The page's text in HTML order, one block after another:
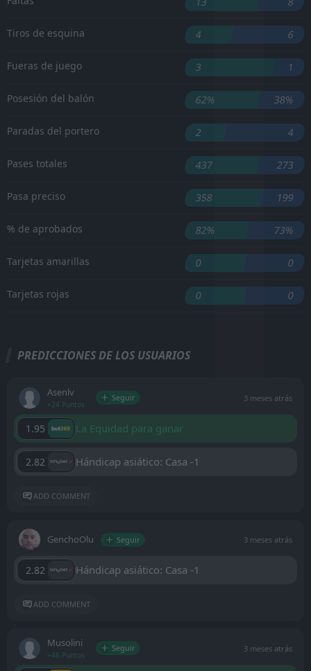
Tiros de esquina 4 6
Fueras de juego 3 1
Posesión del balón 62% 38%
Paradas del portero 2 4
Pases totales 437 273
Pasa preciso 358 199
% de aprobados 82% 73%
Tarjetas amarillas 0 0
Tarjetas rojas 0 0
PREDICCIONES DE LOS USUARIOS
Asenlv
+24 Puntos
Seguir 3 meses atrás
1.95 La Equidad para ganar
2.82 Hándicap asiático: Casa -1
ADD COMMENT
GenchoOlu Seguir 3 meses atrás
2.82 Hándicap asiático: Casa -1
ADD COMMENT
Musolini
+46 Puntos
Seguir 3 meses atrás